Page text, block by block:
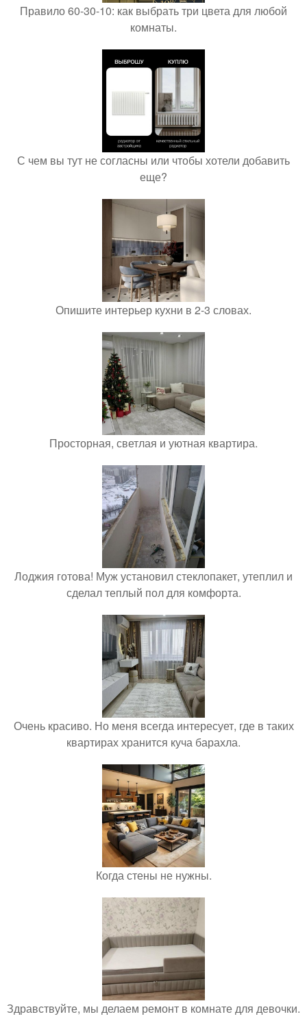
Правило 60-30-10: как выбрать три цвета для любой
комнаты.
С чем вы тут не согласны или чтобы хотели добавить
еще?
Опишите интерьер кухни в 2-3 словах.
Просторная, светлая и уютная квартира.
Лоджия готова! Муж установил стеклопакет, утеплил и
сделал теплый пол для комфорта.
Очень красиво. Но меня всегда интересует, где в таких
квартирах хранится куча барахла.
Когда стены не нужны.
Здравствуйте, мы делаем ремонт в комнате для девочки.